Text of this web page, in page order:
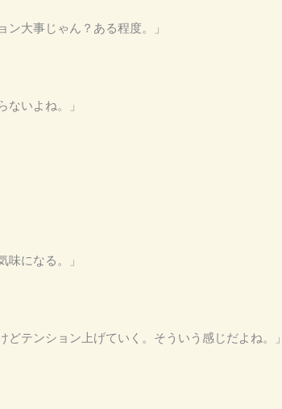
ン大事じゃん？ある程度。」
ないよね。」
味になる。」
テンション上げていく。そういう感じだよね。」